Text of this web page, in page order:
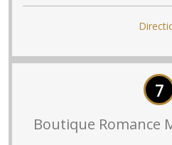
7
Boutique Romance